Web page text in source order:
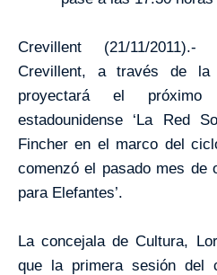
Crevillent (21/11/
Crevillent, a través de la
proyectará el
estadounidense ‘La Red
Fincher en el marco del
comenzó el pasado mes de
para Elefantes’.
La concejala de Cultura,
que la primera sesión del